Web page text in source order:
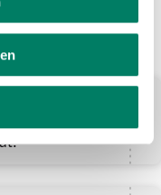
gibt es
im